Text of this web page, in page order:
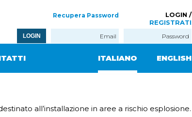
LOGIN /
REGISTRATI
Recupera Password
LOGIN
ENGLISH
ITALIANO
all’installazione in aree a rischio esplosione.